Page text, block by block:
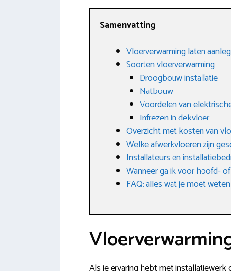
Samenvatting
Vloerverwarming laten
Soorten vloerverwarming
Droogbouw installatie
Natbouw
Voordelen van
Infrezen in dekvloer
Overzicht met kosten van
Welke afwerkvloeren zijn
Installateurs en
Wanneer ga ik voor hoofd-
FAQ: alles wat je moet
Als je ervaring hebt met installatiewerk